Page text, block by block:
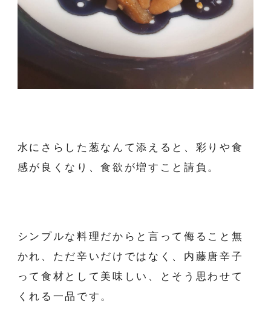
水にさらした葱なんて添えると、彩りや食
感が良くなり、食欲が増すこと請負。
シンプルな料理だからと言って侮ること無
かれ、ただ辛いだけではなく、内藤唐辛子
って食材として美味しい、とそう思わせて
くれる一品です。